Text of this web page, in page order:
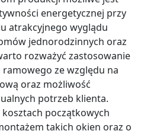
energetycznej przy
atrakcyjnego wyglądu
jednorodzinnych oraz
rozważyć zastosowanie
ze względu na
oraz możliwość
potrzeb klienta.
początkowych
takich okien oraz o